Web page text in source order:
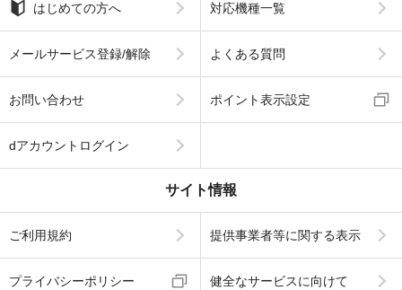
はじめての方へ 対応機種一覧
メールサービス登録/解除 よくある質問
お問い合わせ ポイント表示設定
dアカウントログイン
サイト情報
ご利用規約 提供事業者等に関する表示
プライバシーポリシー 健全なサービスに向けて